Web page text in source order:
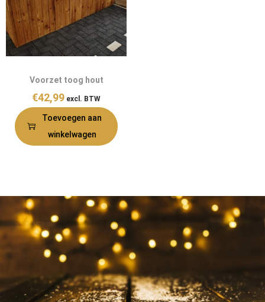
Voorzet toog hout
€42,99 excl. BTW
Toevoegen aan
winkelwagen